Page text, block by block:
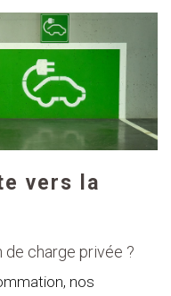
vers la
de charge privée ?
nos